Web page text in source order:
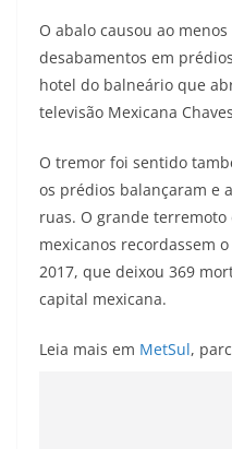
O abalo causou ao
desabamentos em
hotel do balneário que
televisão Mexicana
O tremor foi sentido
os prédios balançaram e
ruas. O grande
mexicanos recordassem
2017, que deixou 369
capital mexicana.
Leia mais em MetSul,